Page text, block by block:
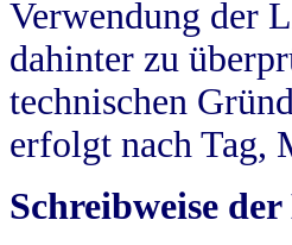
Verwendung der
dahinter zu
technischen
erfolgt nach Tag,
Schreibweise